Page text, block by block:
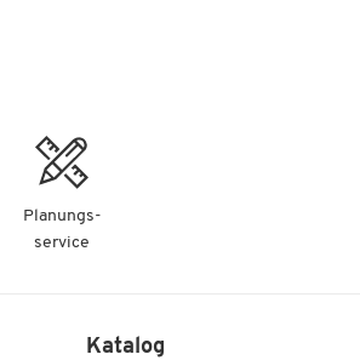
Planungs-
service
Katalog